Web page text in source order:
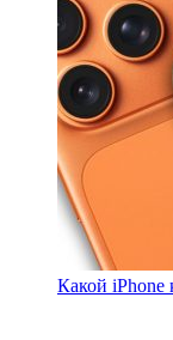
Какой iPhone